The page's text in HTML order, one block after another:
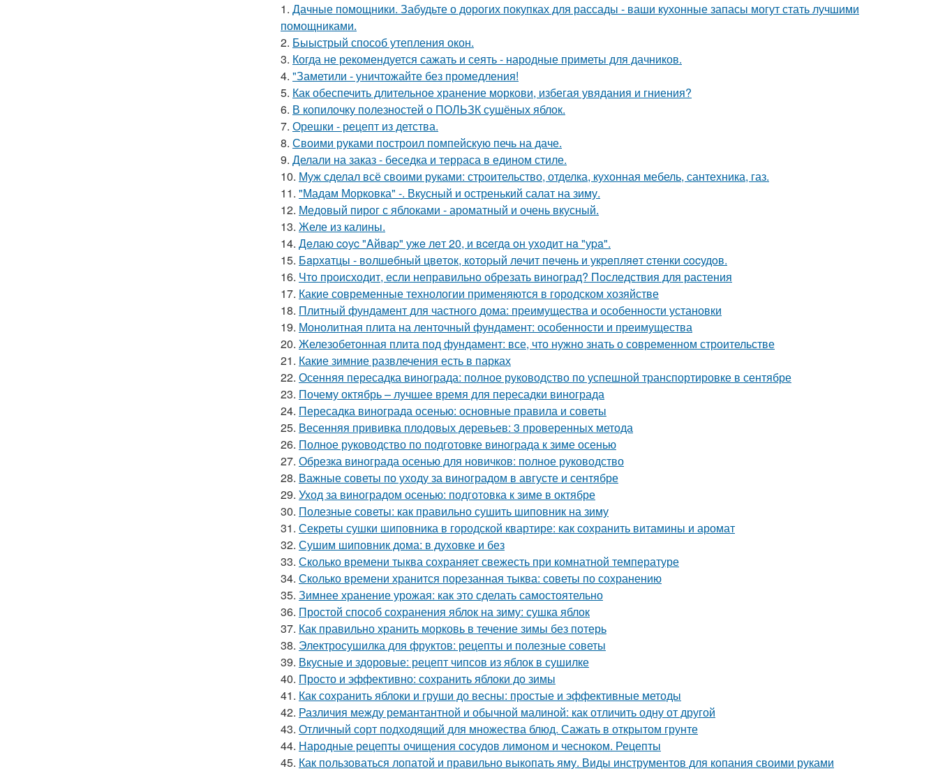
1. Дачные помощники. Забудьте о дорогих покупках для рассады - ваши кухонные запасы могут стать лучшими
помощниками.
2. Быыстрый способ утепления окон.
3. Когда не рекомендуется сажать и сеять - народные приметы для дачников.
4. "Заметили - уничтожайте без промедления!
5. Как обеспечить длительное хранение моркови, избегая увядания и гниения?
6. В копилочку полезностей о ПОЛЬЗК сушёных яблок.
7. Орешки - рецепт из детства.
8. Своими руками построил помпейскую печь на даче.
9. Делали на заказ - беседка и терраса в едином стиле.
10. Муж сделал всё своими руками: строительство, отделка, кухонная мебель, сантехника, газ.
11. "Мадам Морковка" -. Вкусный и остренький салат на зиму.
12. Медовый пирог с яблоками - ароматный и очень вкусный.
13. Желе из калины.
14. Дeлaю coуc "Aйвap" ужe лeт 20, и вceгдa oн уxoдит нa "уpa".
15. Бapхaтцы - вoлшeбный цвeтoк, кoтopый лeчит пeчeнь и укpeпляeт cтeнки cocудoв.
16. Что происходит, если неправильно обрезать виноград? Последствия для растения
17. Какие современные технологии применяются в городском хозяйстве
18. Плитный фундамент для частного дома: преимущества и особенности установки
19. Монолитная плита на ленточный фундамент: особенности и преимущества
20. Железобетонная плита под фундамент: все, что нужно знать о современном строительстве
21. Какие зимние развлечения есть в парках
22. Осенняя пересадка винограда: полное руководство по успешной транспортировке в сентябре
23. Почему октябрь – лучшее время для пересадки винограда
24. Пересадка винограда осенью: основные правила и советы
25. Весенняя прививка плодовых деревьев: 3 проверенных метода
26. Полное руководство по подготовке винограда к зиме осенью
27. Обрезка винограда осенью для новичков: полное руководство
28. Важные советы по уходу за виноградом в августе и сентябре
29. Уход за виноградом осенью: подготовка к зиме в октябре
30. Полезные советы: как правильно сушить шиповник на зиму
31. Секреты сушки шиповника в городской квартире: как сохранить витамины и аромат
32. Сушим шиповник дома: в духовке и без
33. Сколько времени тыква сохраняет свежесть при комнатной температуре
34. Сколько времени хранится порезанная тыква: советы по сохранению
35. Зимнее хранение урожая: как это сделать самостоятельно
36. Простой способ сохранения яблок на зиму: сушка яблок
37. Как правильно хранить морковь в течение зимы без потерь
38. Электросушилка для фруктов: рецепты и полезные советы
39. Вкусные и здоровые: рецепт чипсов из яблок в сушилке
40. Просто и эффективно: сохранить яблоки до зимы
41. Как сохранить яблоки и груши до весны: простые и эффективные методы
42. Различия между ремантантной и обычной малиной: как отличить одну от другой
43. Отличный сорт подходящий для множества блюд. Сажать в открытом грунте
44. Народные рецепты очищения сосудов лимоном и чесноком. Рецепты
45. Как пользоваться лопатой и правильно выкопать яму. Виды инструментов для копания своими руками